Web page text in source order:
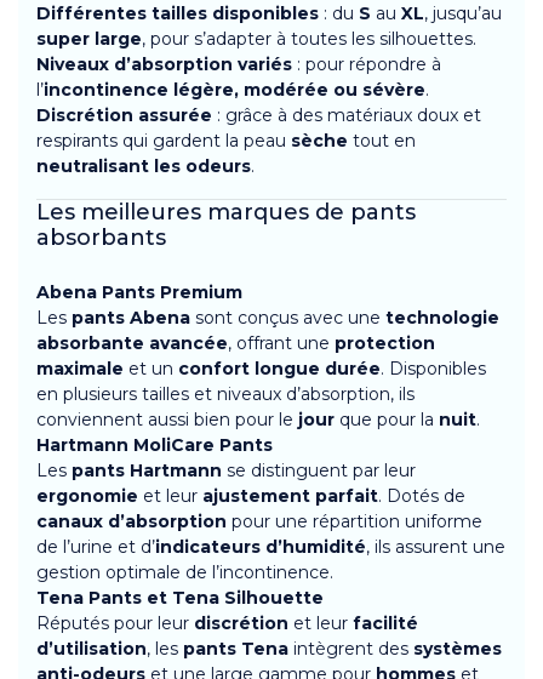
Différentes tailles disponibles : du S au XL, jusqu’au
super large, pour s’adapter à toutes les silhouettes.
Niveaux d’absorption variés : pour répondre à
l’incontinence légère, modérée ou sévère.
Discrétion assurée : grâce à des matériaux doux et
respirants qui gardent la peau sèche tout en
neutralisant les odeurs.
Les meilleures marques de pants
absorbants
Abena Pants Premium
Les pants Abena sont conçus avec une technologie
absorbante avancée, offrant une protection
maximale et un confort longue durée. Disponibles
en plusieurs tailles et niveaux d’absorption, ils
conviennent aussi bien pour le jour que pour la nuit.
Hartmann MoliCare Pants
Les pants Hartmann se distinguent par leur
ergonomie et leur ajustement parfait. Dotés de
canaux d’absorption pour une répartition uniforme
de l’urine et d’indicateurs d’humidité, ils assurent une
gestion optimale de l’incontinence.
Tena Pants et Tena Silhouette
Réputés pour leur discrétion et leur facilité
d’utilisation, les pants Tena intègrent des systèmes
anti-odeurs et une large gamme pour hommes et